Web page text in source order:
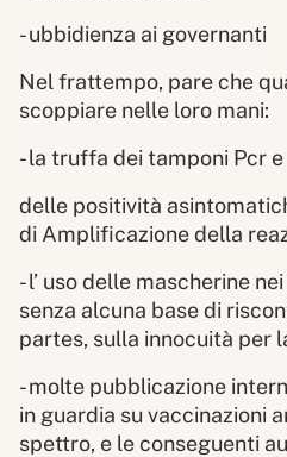
- ubbidienza ai governanti
Nel frattempo, pare che
scoppiare nelle loro mani:
- la truffa dei tamponi Pcr e
delle positività
di Amplificazione della
- l’ uso delle mascherine
senza alcuna base di
partes, sulla innocuità per
- molte pubblicazione
in guardia su vaccinazioni
spettro, e le conseguenti